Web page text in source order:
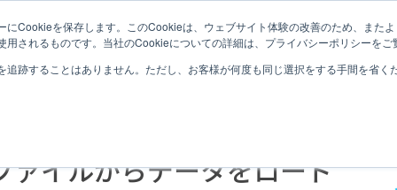
Cookieを保存します。このCookieは、ウェブサイト体験の改善のため、また
されるものです。当社のCookieについての詳細は、プライバシーポリシーをご
追跡することはありません。ただし、お客様が何度も同じ選択をする手間を省
SNOWFLAKEとは
イルからデータをロード